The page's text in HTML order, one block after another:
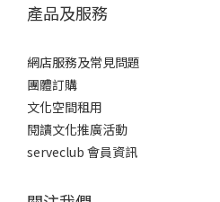
產品及服務
網店服務及常見問題
團體訂購
文化空間租用
閱讀文化推廣活動
serveclub 會員資訊